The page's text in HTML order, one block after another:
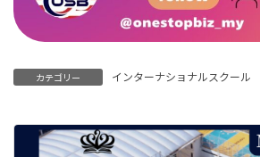
カテゴリー インターナショナルスクール